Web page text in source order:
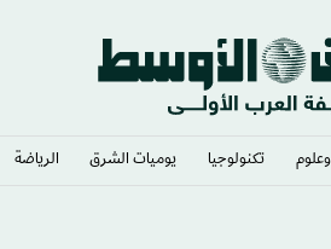
تكنولوجيا يوميات الشرق​ الرياضة